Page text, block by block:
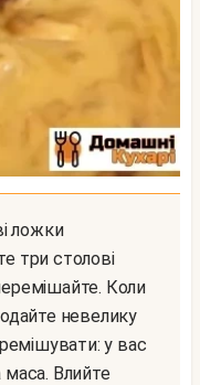
три столові
Коли
невелику
у вас
маса. Влийте